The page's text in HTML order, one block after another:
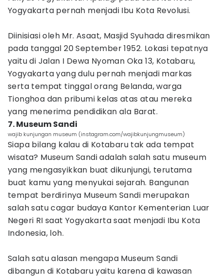
Yogyakarta pernah menjadi Ibu Kota Revolusi.
Diinisiasi oleh Mr. Asaat, Masjid Syuhada diresmikan
pada tanggal 20 September 1952. Lokasi tepatnya
yaitu di Jalan I Dewa Nyoman Oka 13, Kotabaru,
Yogyakarta yang dulu pernah menjadi markas
serta tempat tinggal orang Belanda, warga
Tionghoa dan pribumi kelas atas atau mereka
yang menerima pendidikan ala Barat.
7. Museum Sandi
wajib kunjungan museum (instagram.com/wajibkunjungmuseum)
Siapa bilang kalau di Kotabaru tak ada tempat
wisata? Museum Sandi adalah salah satu museum
yang mengasyikkan buat dikunjungi, terutama
buat kamu yang menyukai sejarah. Bangunan
tempat berdirinya Museum Sandi merupakan
salah satu cagar budaya Kantor Kementerian Luar
Negeri RI saat Yogyakarta saat menjadi Ibu Kota
Indonesia, loh.
Salah satu alasan mengapa Museum Sandi
dibangun di Kotabaru yaitu karena di kawasan